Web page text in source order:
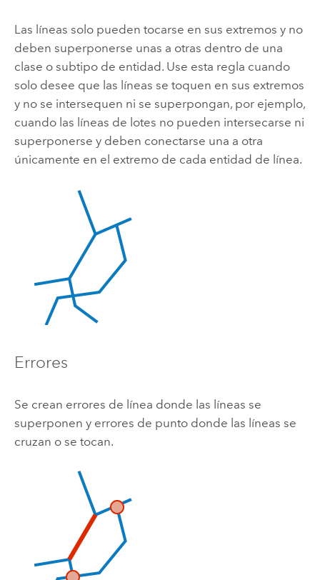
Las líneas solo pueden tocarse en sus extremos y no
deben superponerse unas a otras dentro de una
clase o subtipo de entidad. Use esta regla cuando
solo desee que las líneas se toquen en sus extremos
y no se intersequen ni se superpongan, por ejemplo,
cuando las líneas de lotes no pueden intersecarse ni
superponerse y deben conectarse una a otra
únicamente en el extremo de cada entidad de línea.
Errores
Se crean errores de línea donde las líneas se
superponen y errores de punto donde las líneas se
cruzan o se tocan.